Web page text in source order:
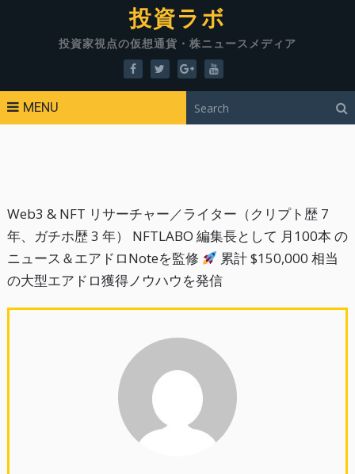
投資ラボ
投資家視点の仮想通貨・株ニュースメディア
MENU
Web3 & NFT リサーチャー／ライター（クリプト歴 7
年、ガチホ歴 3 年） NFTLABO 編集長として 月100本 の
ニュース＆エアドロNoteを監修
累計 $150,000 相当
の大型エアドロ獲得ノウハウを発信